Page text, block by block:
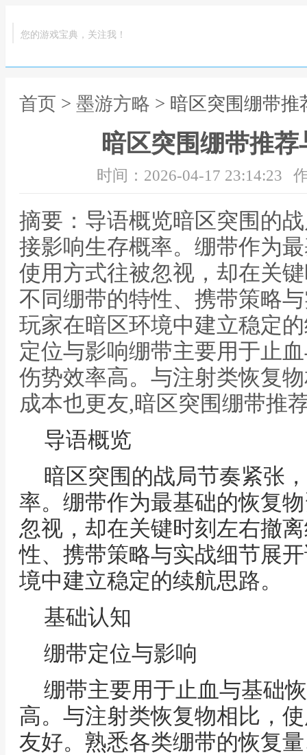
您的游戏宝典，关注我！
首页 > 墨游方略 > 暗区突围绷带
暗区突围绷带推
时间：2026-04-17 23:14:23
摘要：导语概览暗区突围的
接影响生存概率。绷带作为
使用方式往被忽视，却在关
不同绷带的特性、携带策略
玩家在暗区环境中建立稳定
定位与影响绷带主要用于止
伤势效率高。与注射类恢复
成本也更友,暗区突围绷带推
导语概览
暗区突围的战局节奏紧张
率。绷带作为最基础的恢复
忽视，却在关键时刻左右撤
性、携带策略与实战细节展
境中建立稳定的续航思路。
基础认知
绷带定位与影响
绷带主要用于止血与基础
高。与注射类恢复物相比，
友好。熟悉各类绷带的恢复